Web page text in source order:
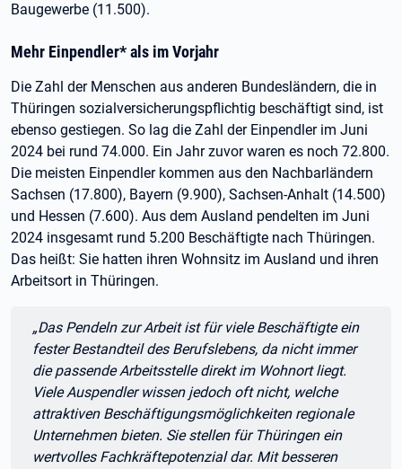
Baugewerbe (11.500).
Mehr Einpendler* als im Vorjahr
Die Zahl der Menschen aus anderen Bundesländern, die in
Thüringen sozialversicherungspflichtig beschäftigt sind, ist
ebenso gestiegen. So lag die Zahl der Einpendler im Juni
2024 bei rund 74.000. Ein Jahr zuvor waren es noch 72.800.
Die meisten Einpendler kommen aus den Nachbarländern
Sachsen (17.800), Bayern (9.900), Sachsen-Anhalt (14.500)
und Hessen (7.600). Aus dem Ausland pendelten im Juni
2024 insgesamt rund 5.200 Beschäftigte nach Thüringen.
Das heißt: Sie hatten ihren Wohnsitz im Ausland und ihren
Arbeitsort in Thüringen.
Zitat:
„Das Pendeln zur Arbeit ist für viele Beschäftigte ein
fester Bestandteil des Berufslebens, da nicht immer
die passende Arbeitsstelle direkt im Wohnort liegt.
Viele Auspendler wissen jedoch oft nicht, welche
attraktiven Beschäftigungsmöglichkeiten regionale
Unternehmen bieten. Sie stellen für Thüringen ein
wertvolles Fachkräftepotenzial dar. Mit besseren